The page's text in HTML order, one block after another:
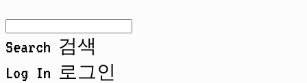
Search 검색
Log In 로그인